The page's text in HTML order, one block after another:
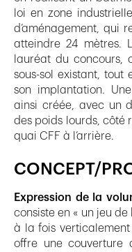
loi en zone
d’aménagement, qui
atteindre 24 mètres.
lauréat du concours,
sous-sol existant,
son implantation.
ainsi créée, avec un
des poids lourds, côté
quai CFF à l’arrière.
CONCEPT/
Expression de la
consiste en « un jeu
à la fois
offre une couverture